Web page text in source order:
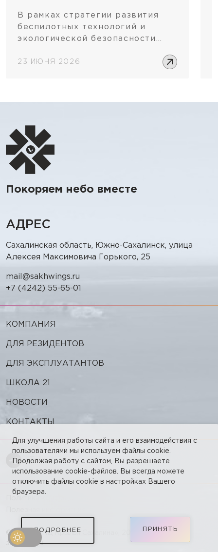
пожаров, установленная
на базе отечественного
беспилотника
В рамках стратегии развития
беспилотных технологий и
экологической безопасности
«Пушистый» прошла
и посадки «ИнноВтол-3с».
Мероприятие стало результатом
совместной работы
специалистов НПЦ «Крылья
Иннополис. Полеты прошли в
системы и выполнение всех
23 ИЮНЯ 2026
Покоряем небо вместе
АДРЕС
Сахалинская область, Южно-Сахалинск, улица
Алексея Максимовича Горького, 25
mail@sakhwings.ru
+7 (4242) 55-65-01
КОМПАНИЯ
ДЛЯ РЕЗИДЕНТОВ
ДЛЯ ЭКСПЛУАТАНТОВ
ШКОЛА 21
НОВОСТИ
КОНТАКТЫ
Telegram
© АНО «НПЦ Крылья Сахалина», 2026. Все права
защищены.
Для улучшения работы сайта и его взаимодействия с
пользователями мы используем файлы cookie.
Продолжая работу с сайтом, Вы разрешаете
использование cookie-файлов. Вы всегда можете
отключить файлы cookie в настройках Вашего
браузера.
ПОДРОБНЕЕ ПРИНЯТЬ